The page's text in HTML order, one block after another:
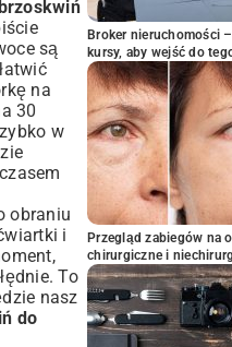
są
na
30
w
obraniu
i
To
nasz
do
Broker nieruchomości
kursy, aby wejść do
Przegląd zabiegów na
chirurgiczne i